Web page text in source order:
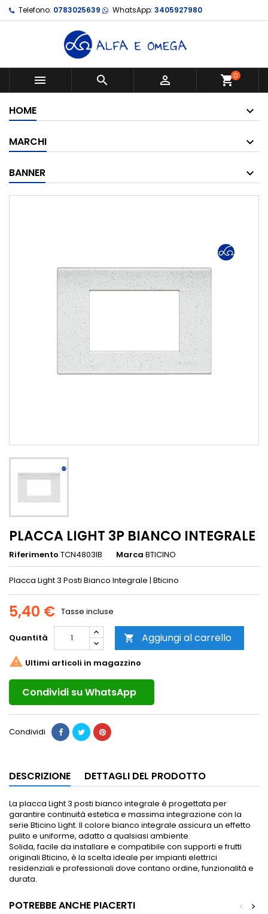
Telefono: 0783025639 WhatsApp: 3405927980
   shopping_cart0
HOME
MARCHI
BANNER
PLACCA LIGHT 3P BIANCO INTEGRALE
Riferimento TCN4803IB Marca BTICINO
Placca Light 3 Posti Bianco Integrale | Bticino
5,40 € Tasse incluse
Quantità  Aggiungi al carrello
 Ultimi articoli in magazzino
Condividi su WhatsApp
Condividi
DESCRIZIONE DETTAGLI DEL PRODOTTO
La placca Light 3 posti bianco integrale è progettata per
garantire continuità estetica e massima integrazione con la
serie Bticino Light. Il colore bianco integrale assicura un effetto
pulito e uniforme, adatto a qualsiasi ambiente.
Solida, facile da installare e compatibile con supporti e frutti
originali Bticino, è la scelta ideale per impianti elettrici
residenziali e professionali dove contano ordine, funzionalità e
durata.
POTREBBE ANCHE PIACERTI >
<